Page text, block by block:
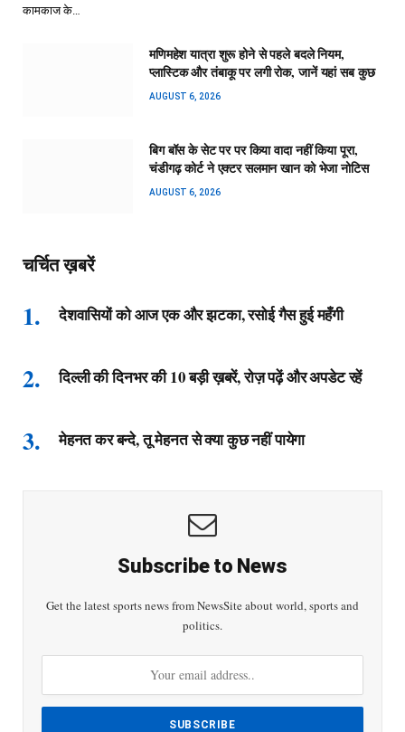
कामकाज के…
मणिमहेश यात्रा शुरू होने से पहले बदले नियम,
प्लास्टिक और तंबाकू पर लगी रोक, जानें यहां सब कुछ
AUGUST 6, 2026
बिग बॉस के सेट पर पर किया वादा नहीं किया पूरा,
चंडीगढ़ कोर्ट ने एक्टर सलमान खान को भेजा नोटिस
AUGUST 6, 2026
चर्चित ख़बरें
देशवासियों को आज एक और झटका, रसोई गैस हुई महँगी
दिल्ली की दिनभर की 10 बड़ी ख़बरें, रोज़ पढ़ें और अपडेट रहें
मेहनत कर बन्दे, तू मेहनत से क्या कुछ नहीं पायेगा
Subscribe to News
Get the latest sports news from NewsSite about world, sports and
politics.